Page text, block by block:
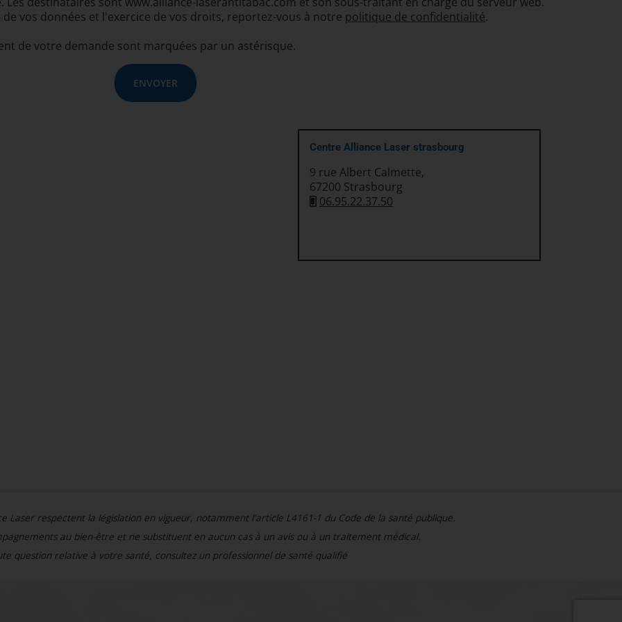
vos données et l'exercice de vos droits, reportez-vous à notre politique de confidentialité.
de votre demande sont marquées par un astérisque.
ENVOYER
Centre Alliance Laser strasbourg
9 rue Albert Calmette,
67200 Strasbourg
06.95.22.37.50
Laser respectent la législation en vigueur, notamment l'article L4161-1 du Code de la santé publique.
au bien-être et ne substituent en aucun cas à un avis ou à un traitement médical.
question relative à votre santé, consultez un professionnel de santé qualifié